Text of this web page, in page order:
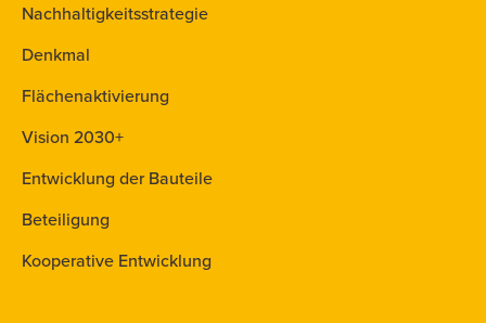
Nachhaltigkeitsstrategie
Denkmal
Flächenaktivierung
Vision 2030+
Entwicklung der Bauteile
Beteiligung
Kooperative Entwicklung